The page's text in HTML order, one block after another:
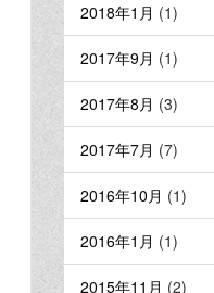
2018年1月 (1)
2017年9月 (1)
2017年8月 (3)
2017年7月 (7)
2016年10月 (1)
2016年1月 (1)
2015年11月 (2)